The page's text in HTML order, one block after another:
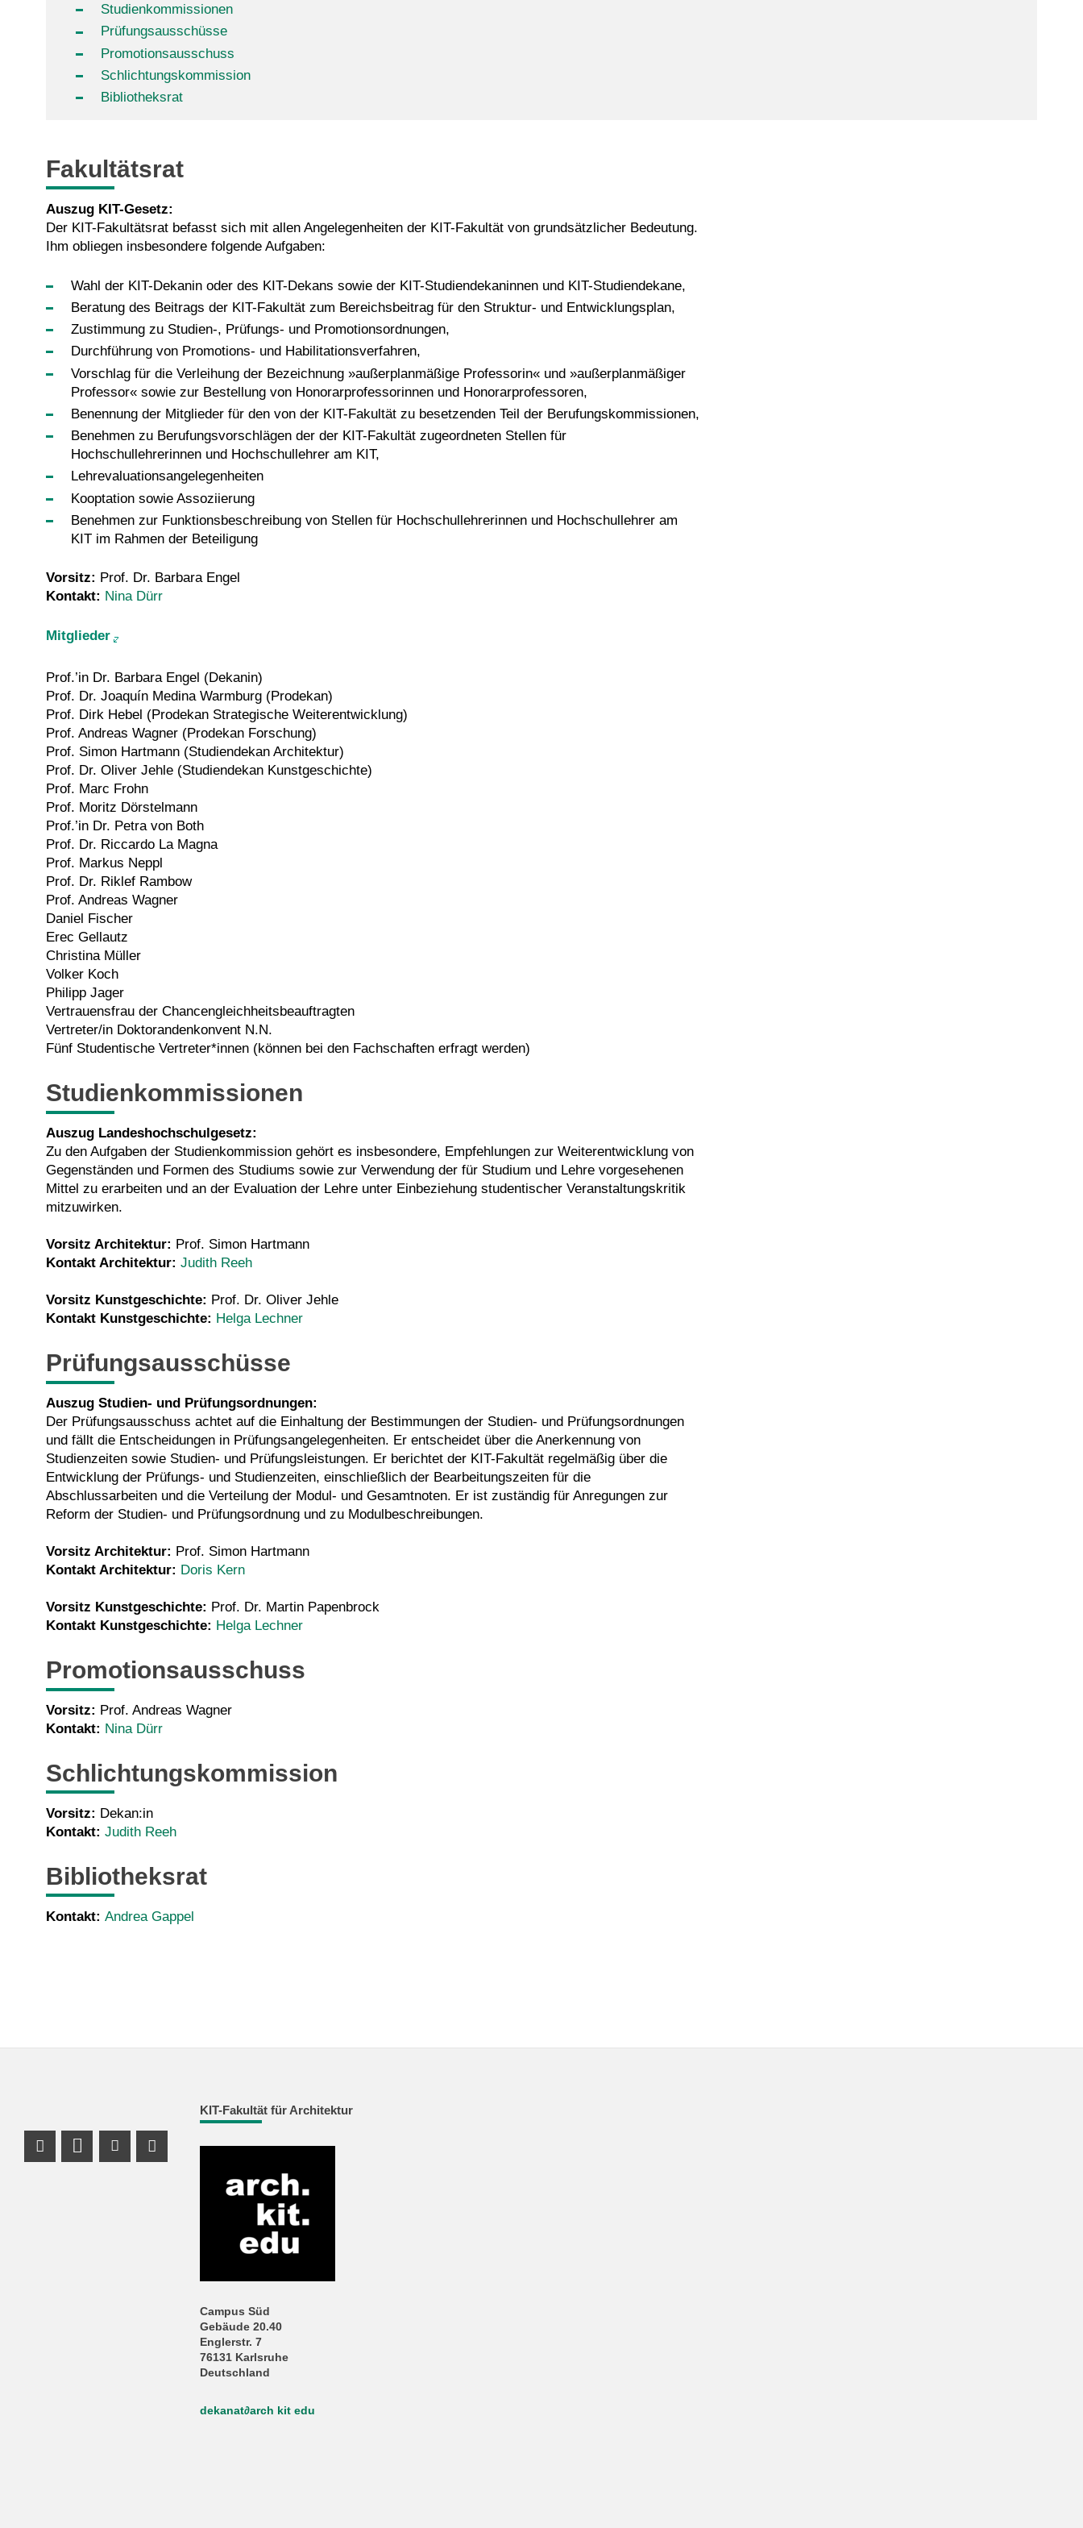
Studienkommissionen
Prüfungsausschüsse
Promotionsausschuss
Schlichtungskommission
Bibliotheksrat
Fakultätsrat
Auszug KIT-Gesetz:
Der KIT-Fakultätsrat befasst sich mit allen Angelegenheiten der KIT-Fakultät von grundsätzlicher Bedeutung.
Ihm obliegen insbesondere folgende Aufgaben:
Wahl der KIT-Dekanin oder des KIT-Dekans sowie der KIT-Studiendekaninnen und KIT-Studiendekane,
Beratung des Beitrags der KIT-Fakultät zum Bereichsbeitrag für den Struktur- und Entwicklungsplan,
Zustimmung zu Studien-, Prüfungs- und Promotionsordnungen,
Durchführung von Promotions- und Habilitationsverfahren,
Vorschlag für die Verleihung der Bezeichnung »außerplanmäßige Professorin« und »außerplanmäßiger
Professor« sowie zur Bestellung von Honorarprofessorinnen und Honorarprofessoren,
Benennung der Mitglieder für den von der KIT-Fakultät zu besetzenden Teil der Berufungskommissionen,
Benehmen zu Berufungsvorschlägen der der KIT-Fakultät zugeordneten Stellen für
Hochschullehrerinnen und Hochschullehrer am KIT,
Lehrevaluationsangelegenheiten
Kooptation sowie Assoziierung
Benehmen zur Funktionsbeschreibung von Stellen für Hochschullehrerinnen und Hochschullehrer am
KIT im Rahmen der Beteiligung
Vorsitz: Prof. Dr. Barbara Engel
Kontakt: Nina Dürr
Mitglieder
Prof.’in Dr. Barbara Engel (Dekanin)
Prof. Dr. Joaquín Medina Warmburg (Prodekan)
Prof. Dirk Hebel (Prodekan Strategische Weiterentwicklung)
Prof. Andreas Wagner (Prodekan Forschung)
Prof. Simon Hartmann (Studiendekan Architektur)
Prof. Dr. Oliver Jehle (Studiendekan Kunstgeschichte)
Prof. Marc Frohn
Prof. Moritz Dörstelmann
Prof.’in Dr. Petra von Both
Prof. Dr. Riccardo La Magna
Prof. Markus Neppl
Prof. Dr. Riklef Rambow
Prof. Andreas Wagner
Daniel Fischer
Erec Gellautz
Christina Müller
Volker Koch
Philipp Jager
Vertrauensfrau der Chancengleichheitsbeauftragten
Vertreter/in Doktorandenkonvent N.N.
Fünf Studentische Vertreter*innen (können bei den Fachschaften erfragt werden)
Studienkommissionen
Auszug Landeshochschulgesetz:
Zu den Aufgaben der Studienkommission gehört es insbesondere, Empfehlungen zur Weiterentwicklung von
Gegenständen und Formen des Studiums sowie zur Verwendung der für Studium und Lehre vorgesehenen
Mittel zu erarbeiten und an der Evaluation der Lehre unter Einbeziehung studentischer Veranstaltungskritik
mitzuwirken.
Vorsitz Architektur: Prof. Simon Hartmann
Kontakt Architektur: Judith Reeh
Vorsitz Kunstgeschichte: Prof. Dr. Oliver Jehle
Kontakt Kunstgeschichte: Helga Lechner
Prüfungsausschüsse
Auszug Studien- und Prüfungsordnungen:
Der Prüfungsausschuss achtet auf die Einhaltung der Bestimmungen der Studien- und Prüfungsordnungen
und fällt die Entscheidungen in Prüfungsangelegenheiten. Er entscheidet über die Anerkennung von
Studienzeiten sowie Studien- und Prüfungsleistungen. Er berichtet der KIT-Fakultät regelmäßig über die
Entwicklung der Prüfungs- und Studienzeiten, einschließlich der Bearbeitungszeiten für die
Abschlussarbeiten und die Verteilung der Modul- und Gesamtnoten. Er ist zuständig für Anregungen zur
Reform der Studien- und Prüfungsordnung und zu Modulbeschreibungen.
Vorsitz Architektur: Prof. Simon Hartmann
Kontakt Architektur: Doris Kern
Vorsitz Kunstgeschichte: Prof. Dr. Martin Papenbrock
Kontakt Kunstgeschichte: Helga Lechner
Promotionsausschuss
Vorsitz: Prof. Andreas Wagner
Kontakt: Nina Dürr
Schlichtungskommission
Vorsitz: Dekan:in
Kontakt: Judith Reeh
Bibliotheksrat
Kontakt: Andrea Gappel
KIT-Fakultät für Architektur
Campus Süd
Gebäude 20.40
Englerstr. 7
76131 Karlsruhe
Deutschland
dekanat∂arch kit edu
Instagram Profil
LinkedIn Profil
Youtube Profil
Facebook Profil